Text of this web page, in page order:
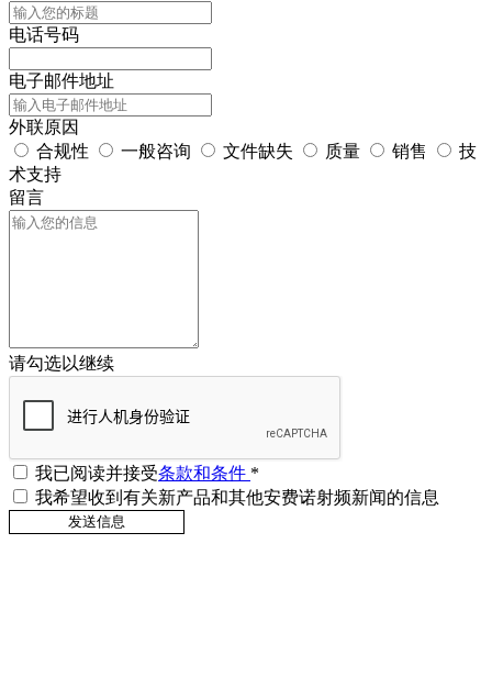
电话号码
电子邮件地址
外联原因
合规性
一般咨询 文件缺失 质量 销售
技
术支持
留言
请勾选以继续
我已阅读并接受条款和条件 *
我希望收到有关新产品和其他安费诺射频新闻的信息